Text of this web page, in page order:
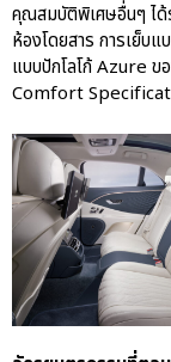
คุณสมบัติพิเศษอื่นๆ ได้
ห้องโดยสาร การเย็บ
แบบปักโลโก้ Azure
Comfort